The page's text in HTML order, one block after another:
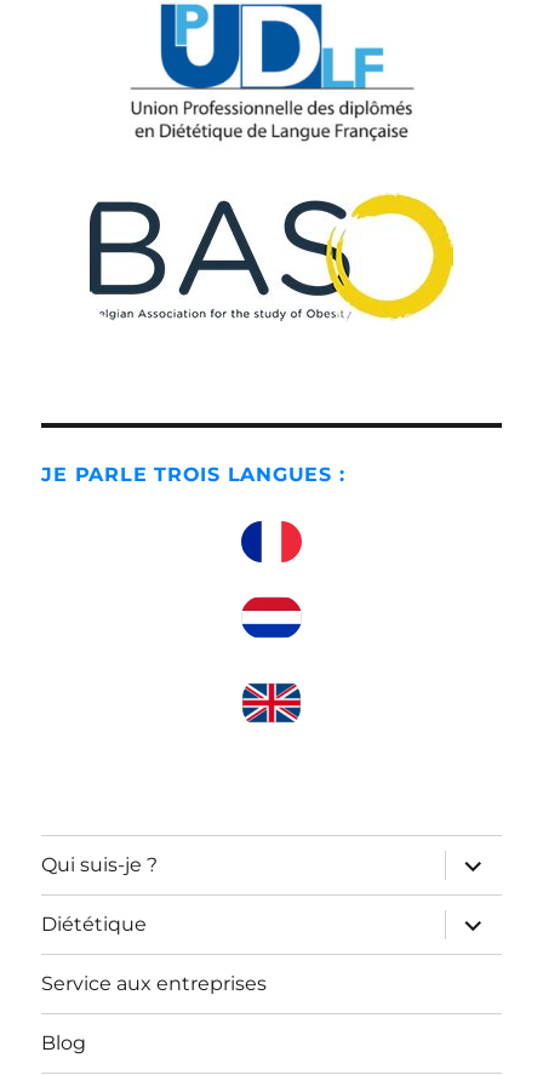
JE PARLE TROIS LANGUES :
Qui suis-je ?
ouvrir
le
sous-
menu
Diététique
ouvrir
le
sous-
Service aux entreprises
Blog